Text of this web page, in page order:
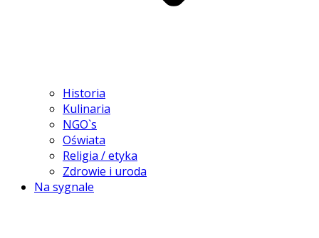
Historia
Kulinaria
NGO`s
Oświata
Religia / etyka
Zdrowie i uroda
Na sygnale